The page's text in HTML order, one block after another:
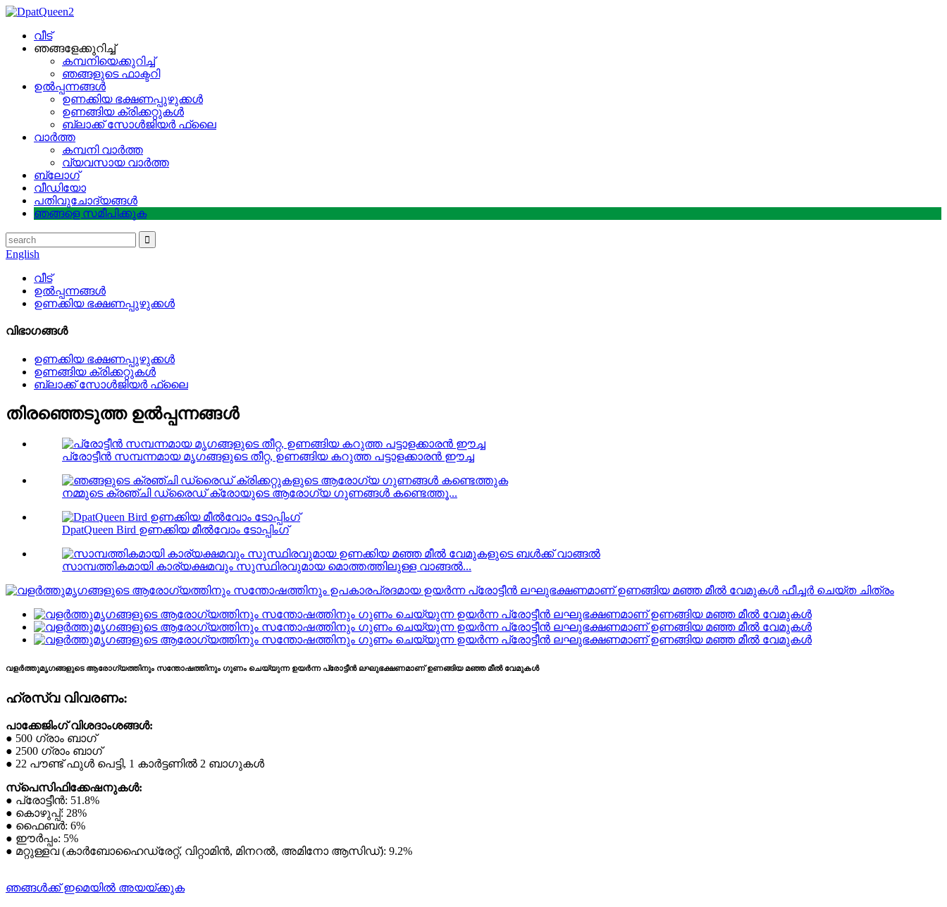
വീട്
ഞങ്ങളേക്കുറിച്ച്
കമ്പനിയെക്കുറിച്ച്
ഞങ്ങളുടെ ഫാക്ടറി
ഉൽപ്പന്നങ്ങൾ
ഉണക്കിയ ഭക്ഷണപ്പുഴുക്കൾ
ഉണങ്ങിയ ക്രിക്കറ്റുകൾ
ബ്ലാക്ക് സോൾജിയർ ഫ്ലൈ
വാർത്ത
കമ്പനി വാർത്ത
വ്യവസായ വാർത്ത
ബ്ലോഗ്
വീഡിയോ
പതിവുചോദ്യങ്ങൾ
ഞങ്ങളെ സമീപിക്കുക
English
വീട്
ഉൽപ്പന്നങ്ങൾ
ഉണക്കിയ ഭക്ഷണപ്പുഴുക്കൾ
വിഭാഗങ്ങൾ
ഉണക്കിയ ഭക്ഷണപ്പുഴുക്കൾ
ഉണങ്ങിയ ക്രിക്കറ്റുകൾ
ബ്ലാക്ക് സോൾജിയർ ഫ്ലൈ
തിരഞ്ഞെടുത്ത ഉൽപ്പന്നങ്ങൾ
പ്രോട്ടീൻ സമ്പന്നമായ മൃഗങ്ങളുടെ തീറ്റ, ഉണങ്ങിയ കറുത്ത പട്ടാളക്കാരൻ ഈച്ച
നമ്മുടെ ക്രഞ്ചി ഡ്രൈഡ് ക്രോയുടെ ആരോഗ്യ ഗുണങ്ങൾ കണ്ടെത്തൂ...
DpatQueen Bird ഉണക്കിയ മീൽവോം ടോപ്പിംഗ്
സാമ്പത്തികമായി കാര്യക്ഷമവും സുസ്ഥിരവുമായ മൊത്തത്തിലുള്ള വാങ്ങൽ...
വളർത്തുമൃഗങ്ങളുടെ ആരോഗ്യത്തിനും സന്തോഷത്തിനും ഗുണം ചെയ്യുന്ന ഉയർന്ന പ്രോട്ടീൻ ലഘുഭക്ഷണമാണ് ഉണങ്ങിയ മഞ്ഞ മീൽ വേമുകൾ
ഹ്രസ്വ വിവരണം:
പാക്കേജിംഗ് വിശദാംശങ്ങൾ:
● 500 ഗ്രാം ബാഗ്
● 2500 ഗ്രാം ബാഗ്
● 22 പൗണ്ട് ഫുൾ പെട്ടി, 1 കാർട്ടണിൽ 2 ബാഗുകൾ
സ്പെസിഫിക്കേഷനുകൾ:
● പ്രോട്ടീൻ: 51.8%
● കൊഴുപ്പ്: 28%
● ഫൈബർ: 6%
● ഈർപ്പം: 5%
● മറ്റുള്ളവ (കാർബോഹൈഡ്രേറ്റ്, വിറ്റാമിൻ, മിനറൽ, അമിനോ ആസിഡ്): 9.2%
ഞങ്ങൾക്ക് ഇമെയിൽ അയയ്ക്കുക